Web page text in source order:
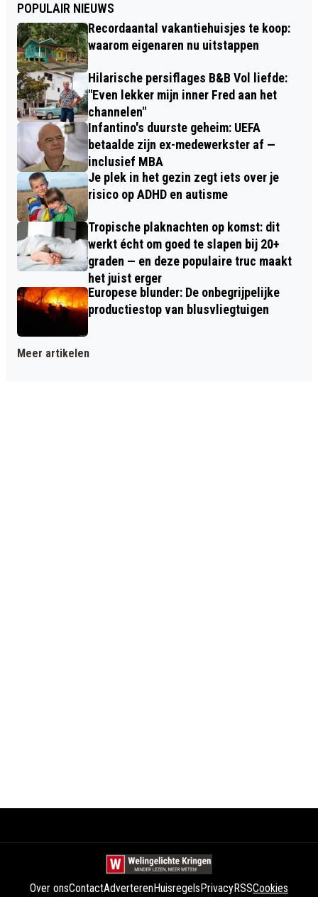
POPULAIR NIEUWS
Recordaantal vakantiehuisjes te koop:
waarom eigenaren nu uitstappen
Hilarische persiflages B&B Vol liefde:
"Even lekker mijn inner Fred aan het
channelen"
Infantino's duurste geheim: UEFA
betaalde zijn ex-medewerkster af —
inclusief MBA
Je plek in het gezin zegt iets over je
risico op ADHD en autisme
Tropische plaknachten op komst: dit
werkt écht om goed te slapen bij 20+
graden — en deze populaire truc maakt
het juist erger
Europese blunder: De onbegrijpelijke
productiestop van blusvliegtuigen
Meer artikelen
Over onsContactAdverterenHuisregelsPrivacyRSSCookies